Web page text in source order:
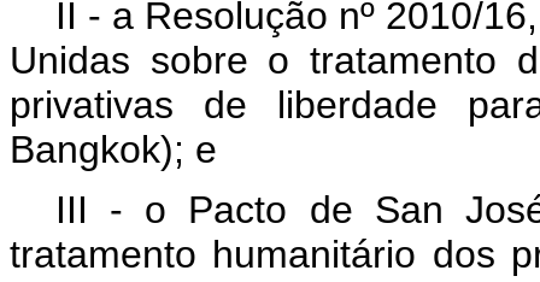
II - a Resolução nº 2010/
Unidas sobre o tratamento
privativas de liberdade
Bangkok); e
III - o Pacto de San
tratamento humanitário dos